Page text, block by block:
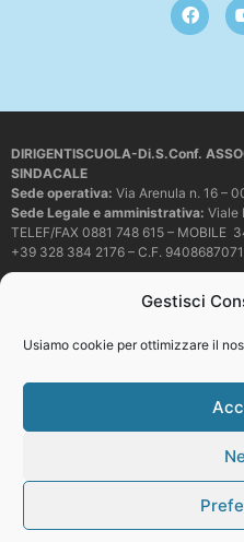
Gestisci
Usiamo cookie per ottimizzare il
DIRIGENTISCUOLA-Di.S.Conf.
SINDACALE
Sede operativa: Via Arenula n. 16 –
Sede Legale e amministrativa: Viale
TELEF/FAX 0881 748 615 – MOBILE
+39 328 384 2176 – C.F.
dirigentiscuola@pec.it
copiare o riprodurre in alcun modo i
Top